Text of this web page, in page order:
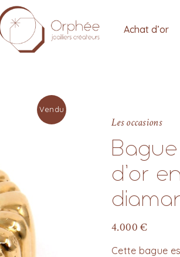
Achat d’or
Vendu
Les occasions
d’or
4.000€
Cette bague